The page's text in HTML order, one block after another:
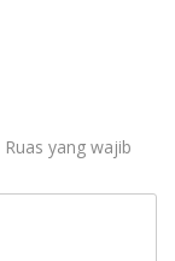
Ruas yang wajib